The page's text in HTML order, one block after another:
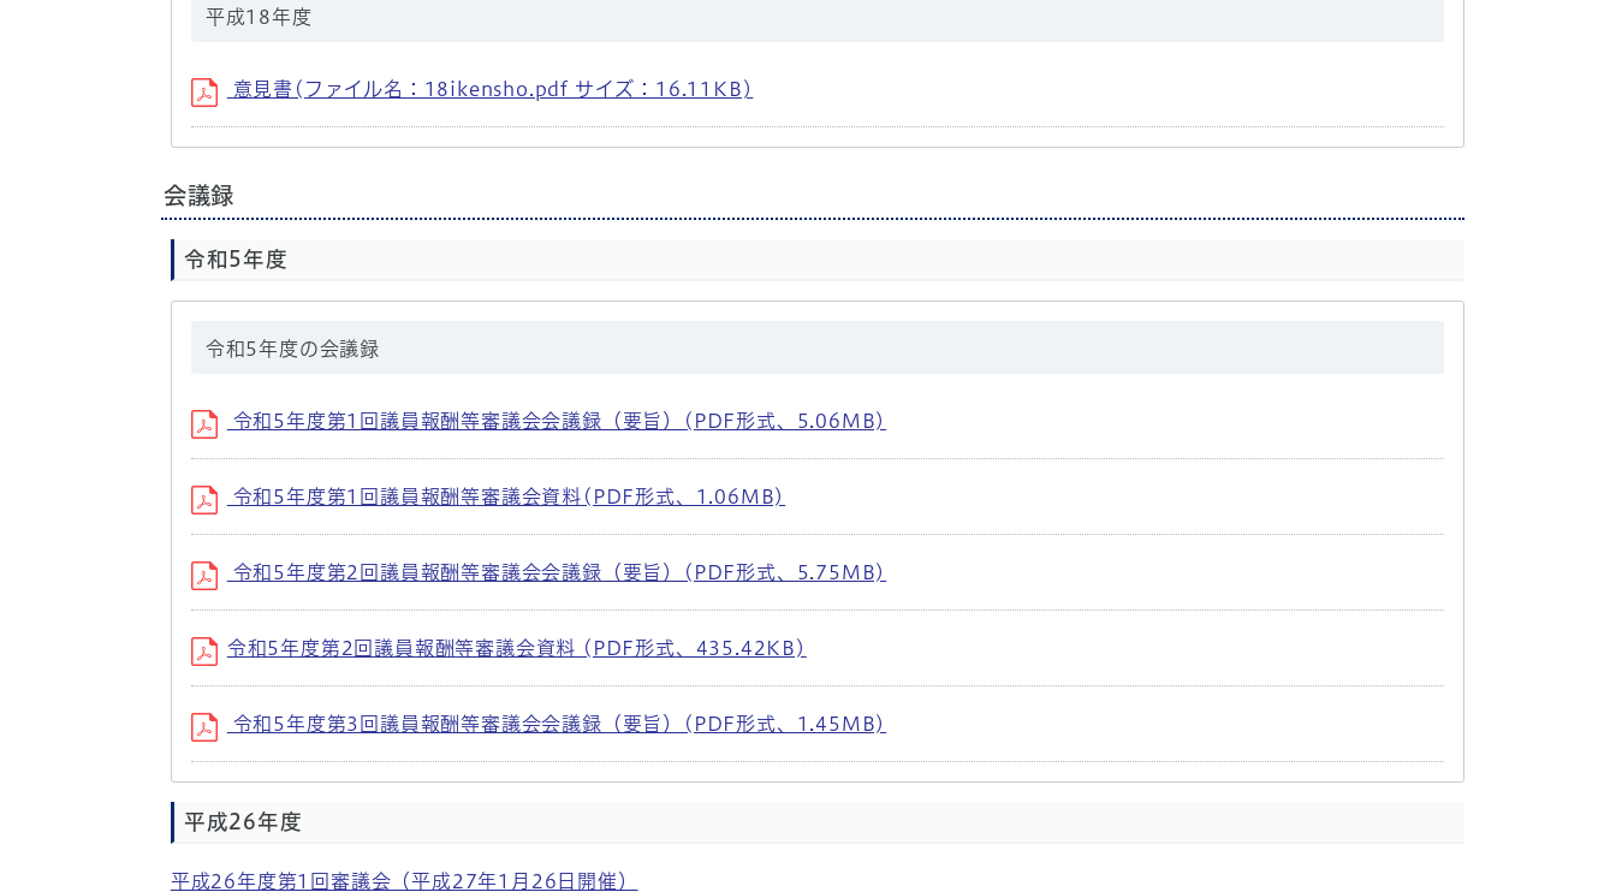
平成18年度
意見書(ファイル名：18ikensho.pdf サイズ：16.11KB)
会議録
令和5年度
令和5年度の会議録
令和5年度第1回議員報酬等審議会会議録（要旨）(PDF形式、5.06MB)
令和5年度第1回議員報酬等審議会資料(PDF形式、1.06MB)
令和5年度第2回議員報酬等審議会会議録（要旨）(PDF形式、5.75MB)
令和5年度第2回議員報酬等審議会資料 (PDF形式、435.42KB)
令和5年度第3回議員報酬等審議会会議録（要旨）(PDF形式、1.45MB)
平成26年度
平成26年度第1回審議会（平成27年1月26日開催）